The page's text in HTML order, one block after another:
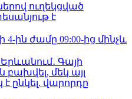
ուղեկցված
է
4-ին ժամը 09:00-ից մինչև
Գայի
բախվել, մեկ այլ
ընկել. վարորդը